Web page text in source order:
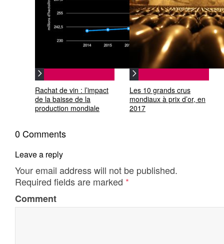
Rachat de vin : l’impact
de la baisse de la
production mondiale
Les 10 grands crus
mondiaux à prix d’or, en
2017
0 Comments
Leave a reply
Your email address will not be published.
Required fields are marked *
Comment